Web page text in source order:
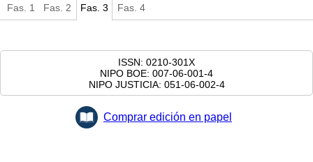
Fas. 1 Fas. 2 Fas. 3 Fas. 4
ISSN: 0210-301X
NIPO BOE: 007-06-001-4
NIPO JUSTICIA: 051-06-002-4
Comprar edición en papel